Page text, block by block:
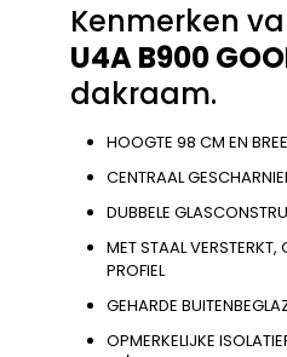
Kenmerken
U4A B900
dakraam.
HOOGTE 98 CM EN
CENTRAAL
DUBBELE
MET STAAL VERSTERKT,
PROFIEL
GEHARDE
OPMERKELIJKE